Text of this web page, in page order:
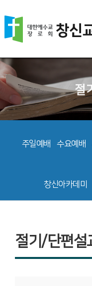
절
주일예배 수요예배
창신아카데미
절기/단편설